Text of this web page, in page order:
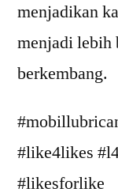
menjadikan
menjadi lebih
berkembang.
#like4likes
#likesforlike